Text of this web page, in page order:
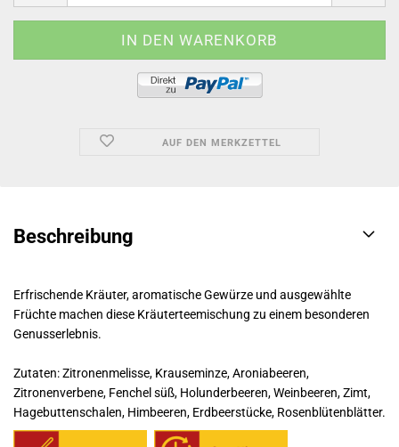
AUF DEN MERKZETTEL
Beschreibung
Erfrischende Kräuter, aromatische Gewürze und ausgewählte
Früchte machen diese Kräuterteemischung zu einem besonderen
Genusserlebnis.
Zutaten: Zitronenmelisse, Krauseminze, Aroniabeeren,
Zitronenverbene, Fenchel süß, Holunderbeeren, Weinbeeren, Zimt,
Hagebuttenschalen, Himbeeren, Erdbeerstücke, Rosenblütenblätter.